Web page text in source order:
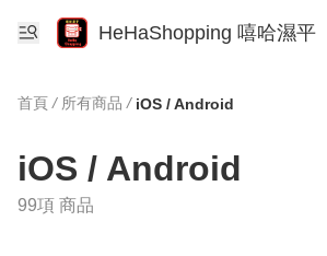
HeHaShopping 嘻哈濕平
首頁 / 所有商品 / iOS / Android
iOS / Android
99項 商品